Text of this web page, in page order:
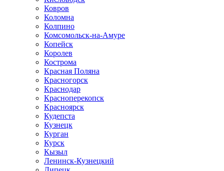
Ковров
Коломна
Колпино
Комсомольск-на-Амуре
Копейск
Королев
Кострома
Красная Поляна
Красногорск
Краснодар
Красноперекопск
Красноярск
Кудепста
Кузнецк
Курган
Курск
Кызыл
Ленинск-Кузнецкий